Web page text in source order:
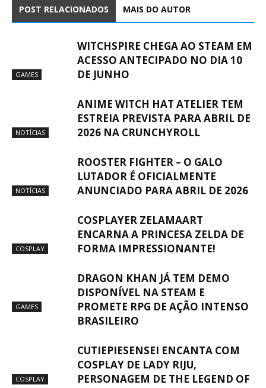
POST RELACIONADOS MAIS DO AUTOR
GAMES
WITCHSPIRE CHEGA AO STEAM EM
ACESSO ANTECIPADO NO DIA 10
DE JUNHO
NOTÍCIAS
ANIME WITCH HAT ATELIER TEM
ESTREIA PREVISTA PARA ABRIL DE
2026 NA CRUNCHYROLL
NOTÍCIAS
ROOSTER FIGHTER – O GALO
LUTADOR É OFICIALMENTE
ANUNCIADO PARA ABRIL DE 2026
COSPLAY
COSPLAYER ZELAMAART
ENCARNA A PRINCESA ZELDA DE
FORMA IMPRESSIONANTE!
GAMES
DRAGON KHAN JÁ TEM DEMO
DISPONÍVEL NA STEAM E
PROMETE RPG DE AÇÃO INTENSO
BRASILEIRO
COSPLAY
CUTIEPIESENSEI ENCANTA COM
COSPLAY DE LADY RIJU,
PERSONAGEM DE THE LEGEND OF